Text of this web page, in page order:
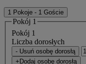
1 Pokoje - 1 Goście
Pokój 1
Pokój 1
Liczba dorosłych
- Usuń osobę dorosłą
+Dodaj osobę dorosłą